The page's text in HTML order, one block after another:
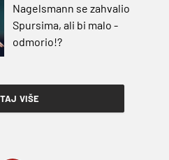
Nagelsmann se zahvalio
Spursima, ali bi malo -
odmorio!?
VIŠE